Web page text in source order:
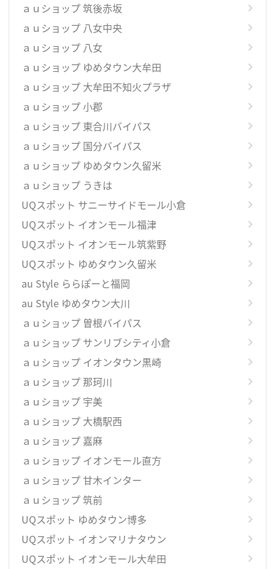
ａｕショップ 筑後赤坂
ａｕショップ 八女中央
ａｕショップ 八女
ａｕショップ ゆめタウン大牟田
ａｕショップ 大牟田不知火プラザ
ａｕショップ 小郡
ａｕショップ 東合川バイパス
ａｕショップ 国分バイパス
ａｕショップ ゆめタウン久留米
ａｕショップ うきは
UQスポット サニーサイドモール小倉
UQスポット イオンモール福津
UQスポット イオンモール筑紫野
UQスポット ゆめタウン久留米
au Style ららぽーと福岡
au Style ゆめタウン大川
ａｕショップ 曽根バイパス
ａｕショップ サンリブシティ小倉
ａｕショップ イオンタウン黒崎
ａｕショップ 那珂川
ａｕショップ 宇美
ａｕショップ 大橋駅西
ａｕショップ 嘉麻
ａｕショップ イオンモール直方
ａｕショップ 甘木インター
ａｕショップ 筑前
UQスポット ゆめタウン博多
UQスポット イオンマリナタウン
UQスポット イオンモール大牟田